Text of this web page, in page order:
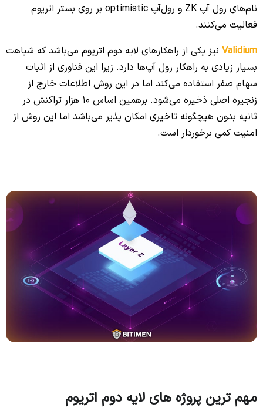
نام‌های رول آپ ZK و رول‌آپ optimistic بر روی بستر اتریوم
فعالیت می‌کنند.
Validium نیز یکی از راهکارهای لایه دوم اتریوم می‌باشد که شباهت
بسیار زیادی به راهکار رول آپ‌ها دارد. زیرا این فناوری از اثبات
سهام صفر استفاده می‌کند اما در این روش اطلاعات خارج از
زنجیره اصلی ذخیره می‌شود. برهمین اساس 10 هزار تراکنش در
ثانیه بدون هیچگونه تاخیری امکان پذیر می‌‌باشد اما این روش از
امنیت کمی برخوردار است.
مهم ترین پروژه های لایه دوم اتریوم